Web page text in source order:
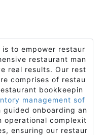
to empower restaur
restaurant man
real results. Our rest
comprises of restau
bookkeepin
management sof
guided onboarding an
operational complexit
ensuring our restaur